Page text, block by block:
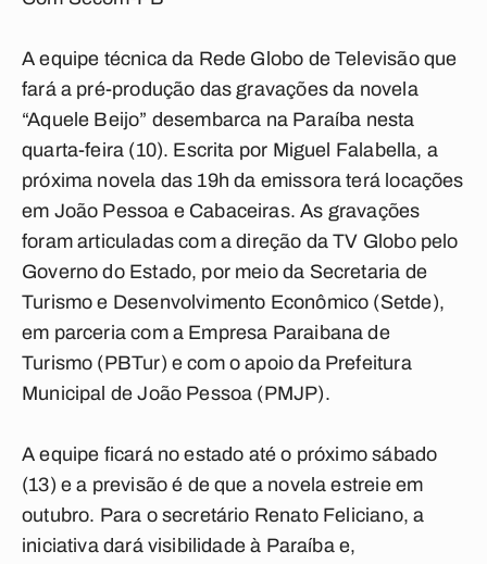
A equipe técnica da Rede Globo de Televisão que
fará a pré-produção das gravações da novela
“Aquele Beijo” desembarca na Paraíba nesta
quarta-feira (10). Escrita por Miguel Falabella, a
próxima novela das 19h da emissora terá locações
em João Pessoa e Cabaceiras. As gravações
foram articuladas com a direção da TV Globo pelo
Governo do Estado, por meio da Secretaria de
Turismo e Desenvolvimento Econômico (Setde),
em parceria com a Empresa Paraibana de
Turismo (PBTur) e com o apoio da Prefeitura
Municipal de João Pessoa (PMJP).
A equipe ficará no estado até o próximo sábado
(13) e a previsão é de que a novela estreie em
outubro. Para o secretário Renato Feliciano, a
iniciativa dará visibilidade à Paraíba e,